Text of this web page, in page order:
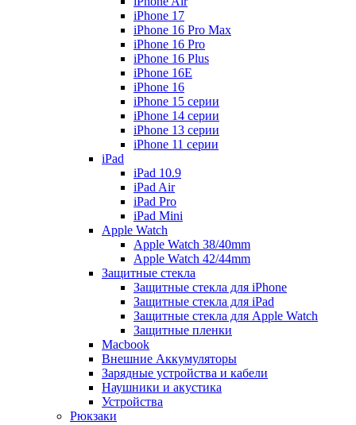
iPhone 17
iPhone 16 Pro Max
iPhone 16 Pro
iPhone 16 Plus
iPhone 16E
iPhone 16
iPhone 15 серии
iPhone 14 серии
iPhone 13 серии
iPhone 11 серии
iPad
iPad 10.9
iPad Air
iPad Pro
iPad Mini
Apple Watch
Apple Watch 38/40mm
Apple Watch 42/44mm
Защитные стекла
Защитные стекла для iPhone
Защитные стекла для iPad
Защитные стекла для Apple Watch
Защитные пленки
Macbook
Внешние Аккумуляторы
Зарядные устройства и кабели
Наушники и акустика
Устройства
Рюкзаки